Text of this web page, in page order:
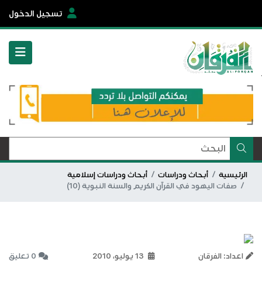
تسجيل الدخول
الرئيسية أبحاث ودراسات
أبحاث ودراسات إسلامية
صفات اليهود في القرآن الكريم والسنة النبوية (10)
اعداد: الفرقان 0 تعليق